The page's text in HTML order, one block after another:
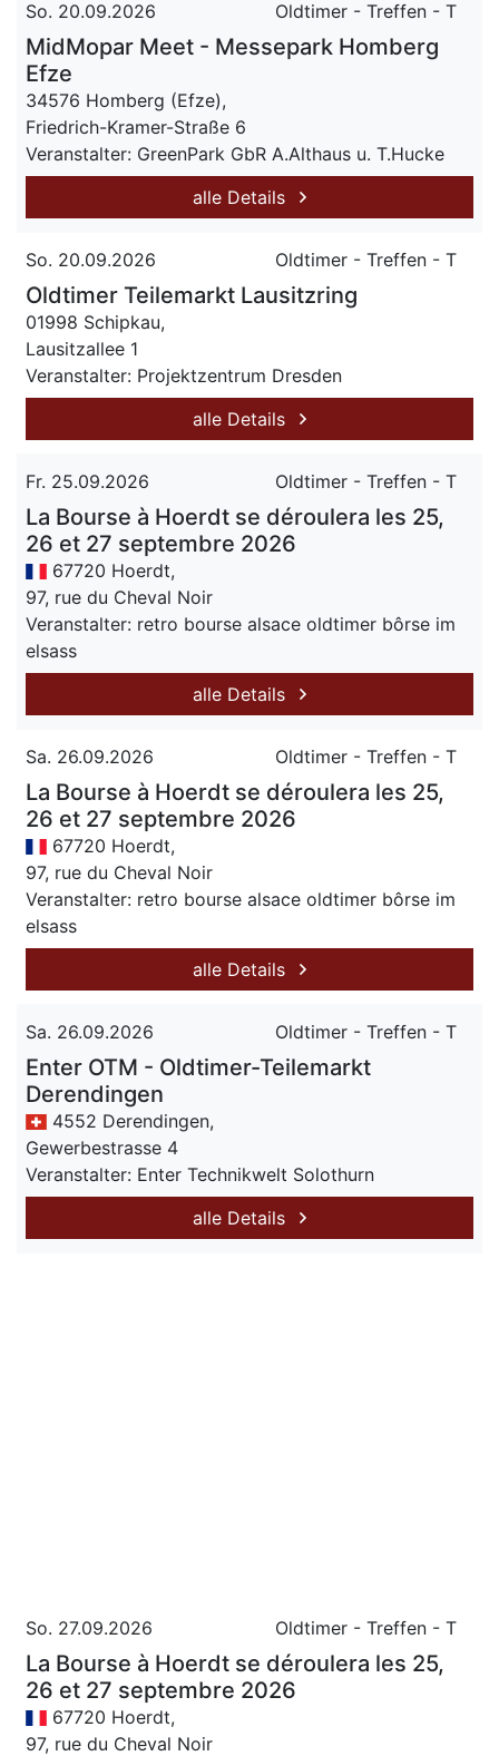
So. 20.09.2026 Oldtimer - Treffen - T
MidMopar Meet - Messepark Homberg
Efze
34576 Homberg (Efze),
Friedrich-Kramer-Straße 6
Veranstalter: GreenPark GbR A.Althaus u. T.Hucke
alle Details
So. 20.09.2026 Oldtimer - Treffen - T
Oldtimer Teilemarkt Lausitzring
01998 Schipkau,
Lausitzallee 1
Veranstalter: Projektzentrum Dresden
alle Details
Fr. 25.09.2026 Oldtimer - Treffen - T
La Bourse à Hoerdt se déroulera les 25,
26 et 27 septembre 2026
67720 Hoerdt,
97, rue du Cheval Noir
Veranstalter: retro bourse alsace oldtimer bôrse im
elsass
alle Details
Sa. 26.09.2026 Oldtimer - Treffen - T
La Bourse à Hoerdt se déroulera les 25,
26 et 27 septembre 2026
67720 Hoerdt,
97, rue du Cheval Noir
Veranstalter: retro bourse alsace oldtimer bôrse im
elsass
alle Details
Sa. 26.09.2026 Oldtimer - Treffen - T
Enter OTM - Oldtimer-Teilemarkt
Derendingen
4552 Derendingen,
Gewerbestrasse 4
Veranstalter: Enter Technikwelt Solothurn
alle Details
So. 27.09.2026 Oldtimer - Treffen - T
La Bourse à Hoerdt se déroulera les 25,
26 et 27 septembre 2026
67720 Hoerdt,
97, rue du Cheval Noir